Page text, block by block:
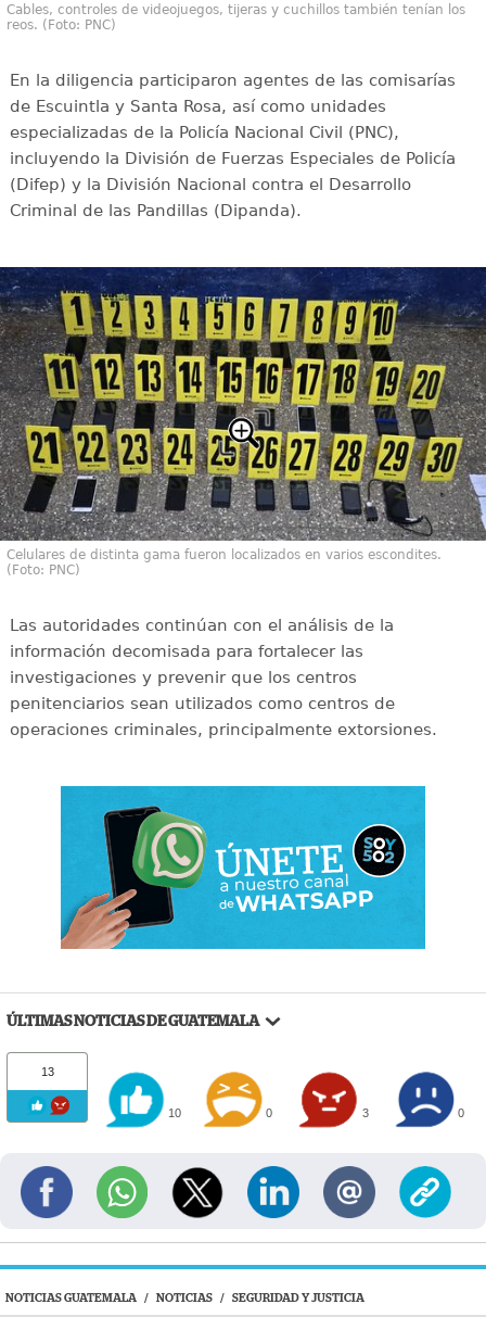
Cables, controles de videojuegos, tijeras y cuchillos también tenían los
reos. (Foto: PNC)
En la diligencia participaron agentes de las comisarías
de Escuintla y Santa Rosa, así como unidades
especializadas de la Policía Nacional Civil (PNC),
incluyendo la División de Fuerzas Especiales de Policía
(Difep) y la División Nacional contra el Desarrollo
Criminal de las Pandillas (Dipanda).
Celulares de distinta gama fueron localizados en varios escondites.
(Foto: PNC)
Las autoridades continúan con el análisis de la
información decomisada para fortalecer las
investigaciones y prevenir que los centros
penitenciarios sean utilizados como centros de
operaciones criminales, principalmente extorsiones.
ÚLTIMAS NOTICIAS DE GUATEMALA
13
10 0 3 0
NOTICIAS GUATEMALA / NOTICIAS / SEGURIDAD Y JUSTICIA